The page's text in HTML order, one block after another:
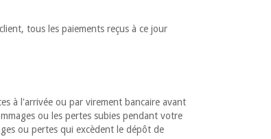
tous les paiements reçus à ce jour
à l'arrivée ou par virement bancaire avant
ou les pertes subies pendant votre
ou pertes qui excèdent le dépôt de